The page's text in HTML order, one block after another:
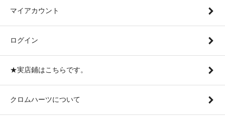
マイアカウント
ログイン
★実店鋪はこちらです。
クロムハーツについて